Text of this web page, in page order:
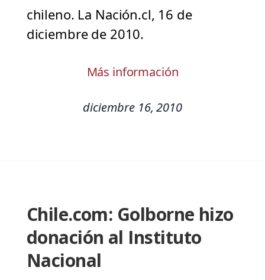
chileno. La Nación.cl, 16 de
diciembre de 2010.
Más información
diciembre 16, 2010
Chile.com: Golborne hizo
donación al Instituto
Nacional